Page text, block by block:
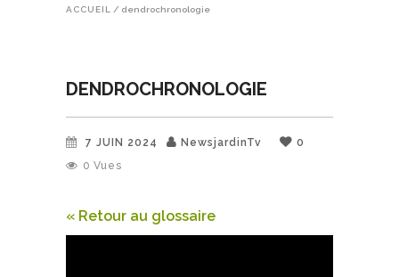
ACCUEIL / dendrochronologie
DENDROCHRONOLOGIE
7 JUIN 2024 NewsjardinTv
0
0 Vues
« Retour au glossaire